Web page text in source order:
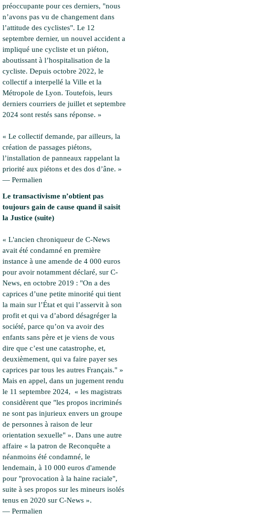
préoccupante pour ces derniers, "nous
n’avons pas vu de changement dans
l’attitude des cyclistes". Le 12
septembre dernier, un nouvel accident a
impliqué une cycliste et un piéton,
aboutissant à l’hospitalisation de la
cycliste. Depuis octobre 2022, le
collectif a interpellé la Ville et la
Métropole de Lyon. Toutefois, leurs
derniers courriers de juillet et septembre
2024 sont restés sans réponse. »
« Le collectif demande, par ailleurs, la
création de passages piétons,
l’installation de panneaux rappelant la
priorité aux piétons et des dos d’âne. »
— Permalien
Le transactivisme n’obtient pas
toujours gain de cause quand il saisit
la Justice (suite)
« L'ancien chroniqueur de C-News
avait été condamné en première
instance à une amende de 4 000 euros
pour avoir notamment déclaré, sur C-
News, en octobre 2019 : "On a des
caprices d’une petite minorité qui tient
la main sur l’État et qui l’asservit à son
profit et qui va d’abord désagréger la
société, parce qu’on va avoir des
enfants sans père et je viens de vous
dire que c’est une catastrophe, et,
deuxièmement, qui va faire payer ses
caprices par tous les autres Français." »
Mais en appel, dans un jugement rendu
le 11 septembre 2024, « les magistrats
considèrent que "les propos incriminés
ne sont pas injurieux envers un groupe
de personnes à raison de leur
orientation sexuelle" ». Dans une autre
affaire « la patron de Reconquête a
néanmoins été condamné, le
lendemain, à 10 000 euros d'amende
pour "provocation à la haine raciale",
suite à ses propos sur les mineurs isolés
tenus en 2020 sur C-News ».
— Permalien